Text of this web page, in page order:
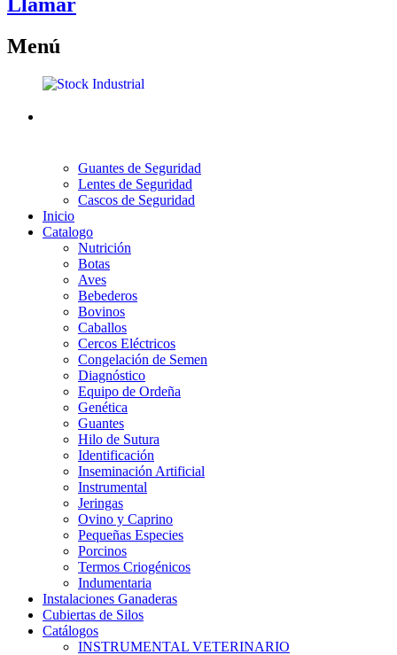
Menú
Guantes de Seguridad
Lentes de Seguridad
Cascos de Seguridad
Inicio
Catalogo
Nutrición
Botas
Aves
Bebederos
Bovinos
Caballos
Cercos Eléctricos
Congelación de Semen
Diagnóstico
Equipo de Ordeña
Genética
Guantes
Hilo de Sutura
Identificación
Inseminación Artificial
Instrumental
Jeringas
Ovino y Caprino
Pequeñas Especies
Porcinos
Termos Criogénicos
Indumentaria
Instalaciones Ganaderas
Cubiertas de Silos
Catálogos
INSTRUMENTAL VETERINARIO